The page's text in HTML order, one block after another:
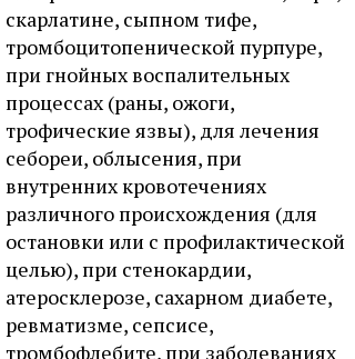
скарлатине, сыпном тифе,
тромбоцитопенической пурпуре,
при гнойных воспалительных
процессах (раны, ожоги,
трофические язвы), для лечения
себореи, облысения, при
внутренних кровотечениях
различного происхождения (для
остановки или с профилактической
целью), при стенокардии,
атеросклерозе, сахарном диабете,
ревматизме, сепсисе,
тромбофлебите, при заболеваниях